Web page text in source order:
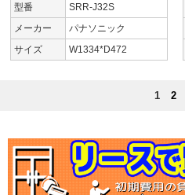
型番
SRR-J32S
メーカー
パナソニック
サイズ
W1334*D472
1 2